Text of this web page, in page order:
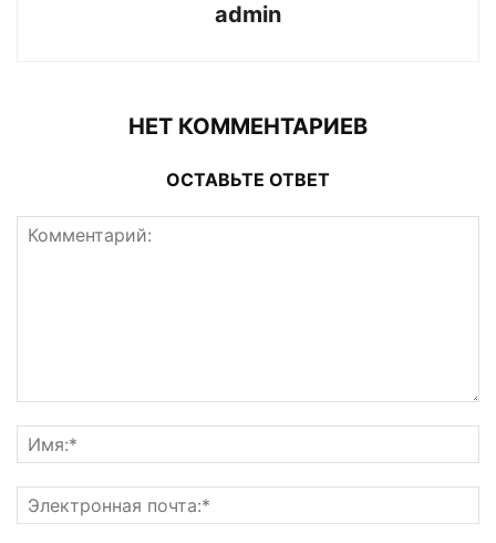
admin
НЕТ КОММЕНТАРИЕВ
ОСТАВЬТЕ ОТВЕТ